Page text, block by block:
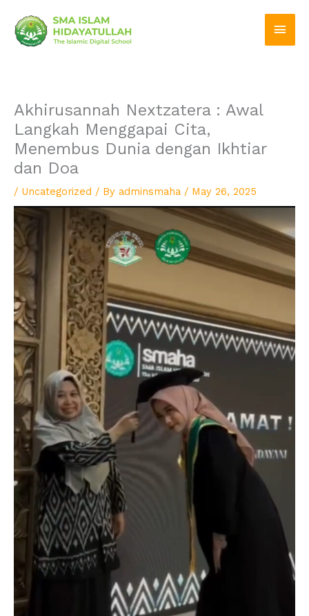
content
Main
Akhirusannah Nextzatera : Awal
Langkah Menggapai Cita,
Menembus Dunia dengan Ikhtiar
dan Doa
/ Uncategorized / By adminsmaha / May 26, 2025